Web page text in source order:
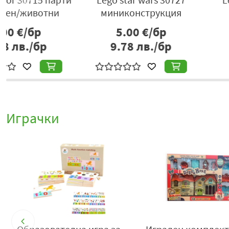
миниконструкция
9.78
парти на
Играчки